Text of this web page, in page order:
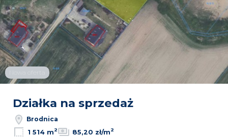
Leaflet|© OpenMapTiles© OpenStreetMap contributors
Nowa oferta
Działka na sprzedaż
Brodnica
1 514 m2 85,20 zł/m2